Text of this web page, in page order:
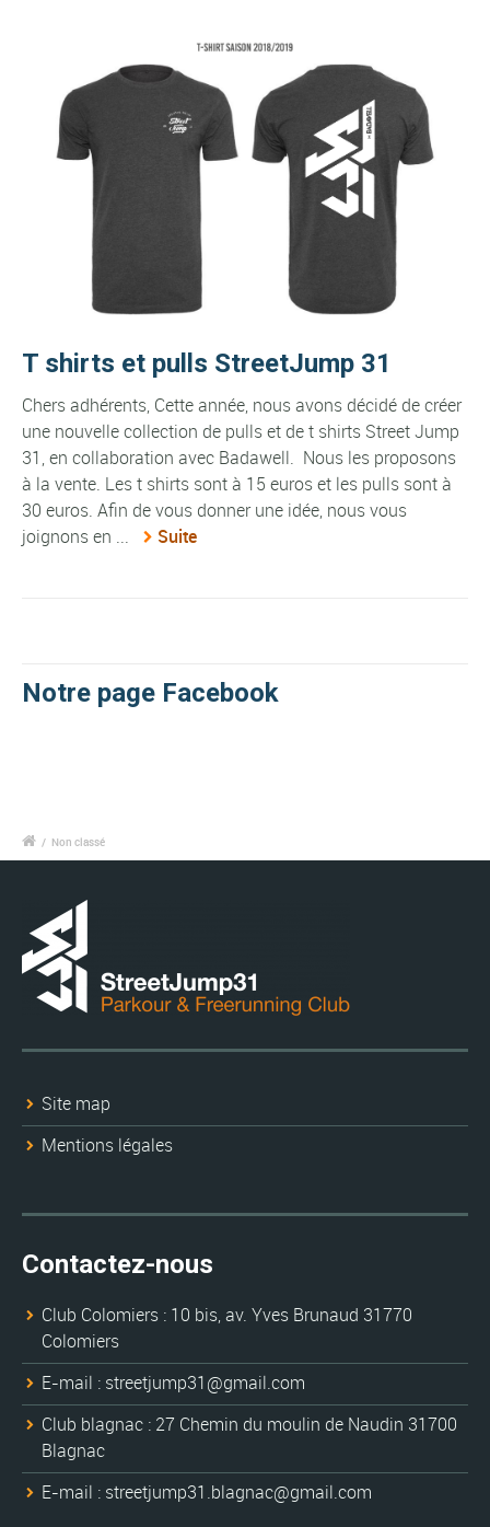
T shirts et pulls StreetJump 31
Chers adhérents, Cette année, nous avons décidé de créer
une nouvelle collection de pulls et de t shirts Street Jump
31, en collaboration avec Badawell. Nous les proposons
à la vente. Les t shirts sont à 15 euros et les pulls sont à
30 euros. Afin de vous donner une idée, nous vous
joignons en ...
Suite
Notre page Facebook
/ Non classé
Site map
Mentions légales
Contactez-nous
Club Colomiers : 10 bis, av. Yves Brunaud 31770
Colomiers
E-mail : streetjump31@gmail.com
Club blagnac : 27 Chemin du moulin de Naudin 31700
Blagnac
E-mail : streetjump31.blagnac@gmail.com